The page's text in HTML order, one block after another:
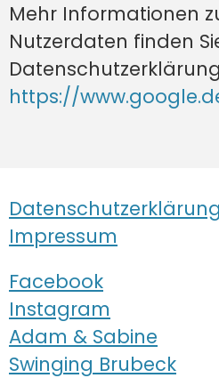
Mehr Informationen
Nutzerdaten finden
https://
Datenschutzerklärung
Impressum
Facebook
Instagram
Adam & Sabine
Swinging Brubeck